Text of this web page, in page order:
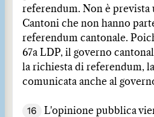
referendum. Non è prevista
Cantoni che non hanno
referendum cantonale.
67a LDP, il governo
la richiesta di referendum,
comunicata anche al
16
L'opinione pubblica